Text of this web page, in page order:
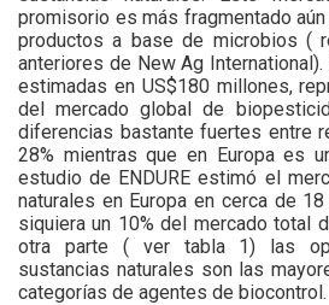
promisorio es más fragmentado
productos a base de microbios (
anteriores de New Ag
estimadas en US$180 millones,
del mercado global de
diferencias bastante fuertes entre
28% mientras que en Europa es
estudio de ENDURE estimó el
naturales en Europa en cerca de
siquiera un 10% del mercado total
otra parte ( ver tabla 1) las
sustancias naturales son las
categorías de agentes de biocontrol.